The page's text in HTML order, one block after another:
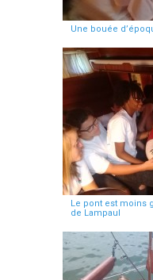
Une bouée
Le pont est moins
de Lampaul